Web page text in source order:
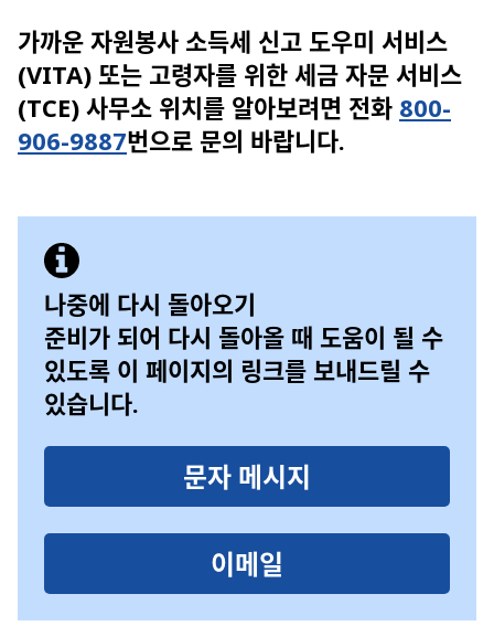
가까운 자원봉사 소득세 신고 도우미 서비스
(VITA) 또는 고령자를 위한 세금 자문 서비스
(TCE) 사무소 위치를 알아보려면 전화 800-
906-9887번으로 문의 바랍니다.
나중에 다시 돌아오기
준비가 되어 다시 돌아올 때 도움이 될 수
있도록 이 페이지의 링크를 보내드릴 수
있습니다.
문자 메시지
이메일